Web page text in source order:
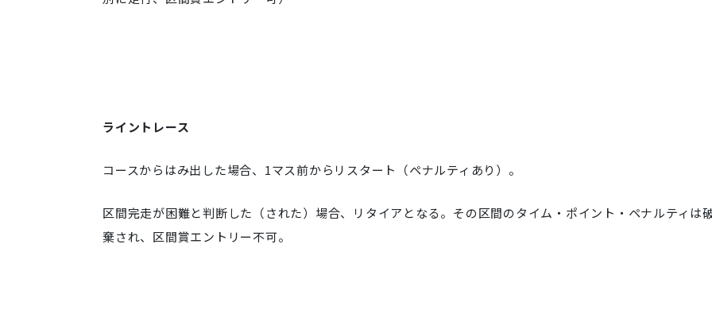
ライントレース
コースからはみ出した場合、1マス前からリスタート（ペナルティあり）。
区間完走が困難と判断した（された）場合、リタイアとなる。その区間のタイム・ポイント・ペナルティは
棄され、区間賞エントリー不可。